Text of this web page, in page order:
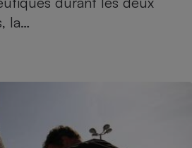
la…